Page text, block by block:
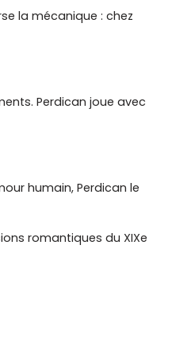
la mécanique : chez
Perdican joue avec
humain, Perdican le
romantiques du XIXe